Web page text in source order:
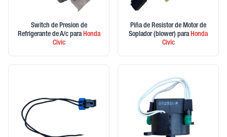
Switch de Presion de
Refrigerante de A/c paraHonda
Civic
Piña de Resistor de Motor de
Soplador (blower) paraHonda
Civic